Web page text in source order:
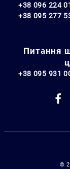
+38 096 224
+38 095 277
Питання
+38 095 931
©